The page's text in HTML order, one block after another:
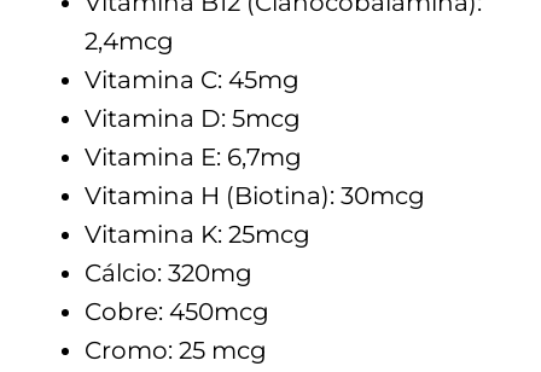
2,4mcg
Vitamina C: 45mg
Vitamina D: 5mcg
Vitamina E: 6,7mg
Vitamina H (Biotina): 30mcg
Vitamina K: 25mcg
Cálcio: 320mg
Cobre: 450mcg
Cromo: 25 mcg